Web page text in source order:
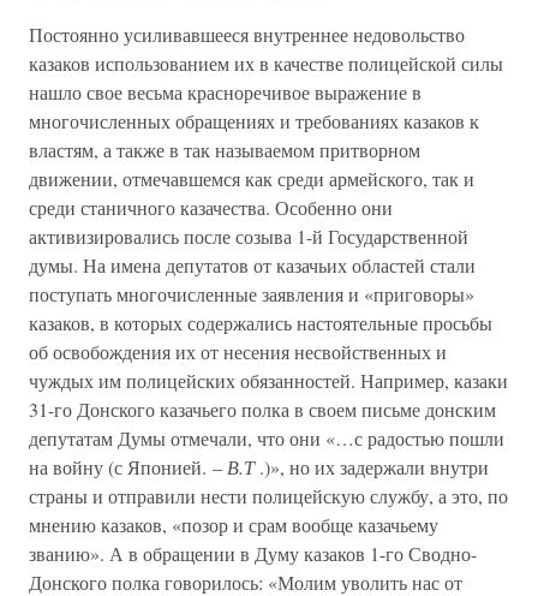
Постоянно усиливавшееся внутреннее недовольство
казаков использованием их в качестве полицейской силы
нашло свое весьма красноречивое выражение в
многочисленных обращениях и требованиях казаков к
властям, а также в так называемом притворном
движении, отмечавшемся как среди армейского, так и
среди станичного казачества. Особенно они
активизировались после созыва 1-й Государственной
думы. На имена депутатов от казачьих областей стали
поступать многочисленные заявления и «приговоры»
казаков, в которых содержались настоятельные просьбы
об освобождения их от несения несвойственных и
чуждых им полицейских обязанностей. Например, казаки
31-го Донского казачьего полка в своем письме донским
депутатам Думы отмечали, что они «…с радостью пошли
на войну (с Японией. – В.Т.)», но их задержали внутри
страны и отправили нести полицейскую службу, а это, по
мнению казаков, «позор и срам вообще казачьему
званию». А в обращении в Думу казаков 1-го Сводно-
Донского полка говорилось: «Молим уволить нас от